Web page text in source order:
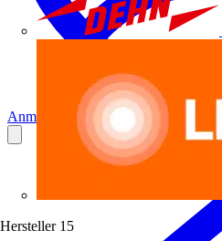
Hersteller 15
Anmelden Registrierung